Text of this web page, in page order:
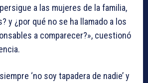
a las mujeres de la familia,
y ¿por qué no se ha llamado a los
a comparecer?», cuestionó
‘no soy tapadera de nadie’ y